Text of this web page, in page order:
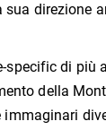
direzione
specific di più
della
immaginari